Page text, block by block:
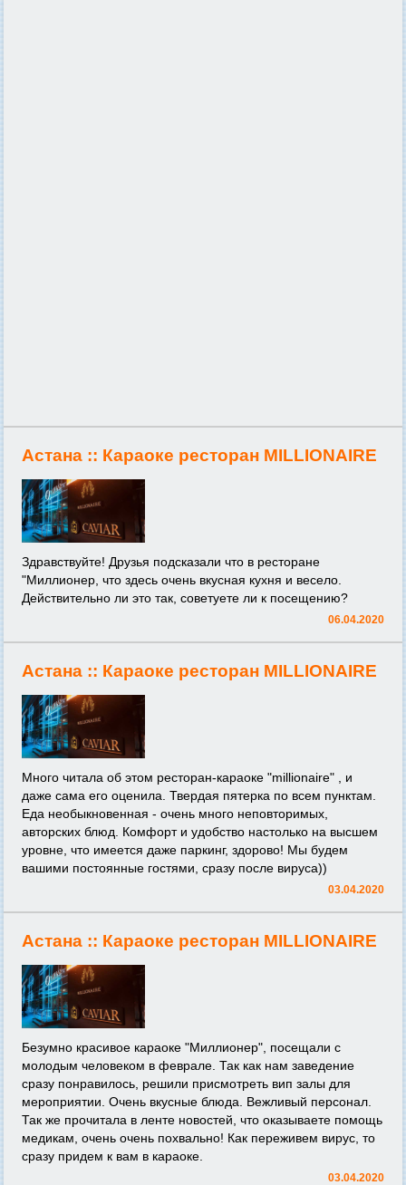
Астана :: Караоке ресторан MILLIONAIRE
Здравствуйте! Друзья подсказали что в ресторане
"Миллионер, что здесь очень вкусная кухня и весело.
Действительно ли это так, советуете ли к посещению?
06.04.2020
Астана :: Караоке ресторан MILLIONAIRE
Много читала об этом ресторан-караоке "millionaire" , и
даже сама его оценила. Твердая пятерка по всем пунктам.
Еда необыкновенная - очень много неповторимых,
авторских блюд. Комфорт и удобство настолько на высшем
уровне, что имеется даже паркинг, здорово! Мы будем
вашими постоянные гостями, сразу после вируса))
03.04.2020
Астана :: Караоке ресторан MILLIONAIRE
Безумно красивое караоке "Миллионер", посещали с
молодым человеком в феврале. Так как нам заведение
сразу понравилось, решили присмотреть вип залы для
мероприятии. Очень вкусные блюда. Вежливый персонал.
Так же прочитала в ленте новостей, что оказываете помощь
медикам, очень очень похвально! Как переживем вирус, то
сразу придем к вам в караоке.
03.04.2020